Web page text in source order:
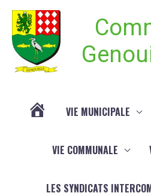
VIE MUNICIPALE
VIE COMMUNALE
LES SYNDICATS